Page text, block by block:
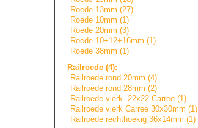
Roede 13mm (27)
Roede 10mm (1)
Roede 20mm (3)
Roede 10+12+16mm (1)
Roede 38mm (1)
Railroede (4):
Railroede rond 20mm (4)
Railroede rond 28mm (2)
Railroede vierk. 22x22 Carree (1)
Railroede vierk Carree 30x30mm (1)
Railroede rechthoekig 36x14mm (1)